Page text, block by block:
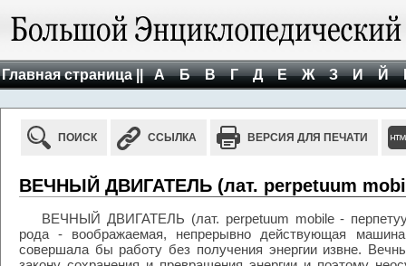
Главная страница || А Б В Г Д Е Ж З И Й
ПОИСК ССЫЛКА ВЕРСИЯ ДЛЯ ПЕЧАТИ
ВЕЧНЫЙ ДВИГАТЕЛЬ (лат. perpetuum
ВЕЧНЫЙ ДВИГАТЕЛЬ (лат. perpetuum mobile -
рода - воображаемая, непрерывно действующая
совершала бы работу без получения энергии извне.